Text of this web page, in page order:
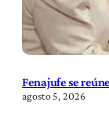
Fenajufe se
agosto 5, 2026